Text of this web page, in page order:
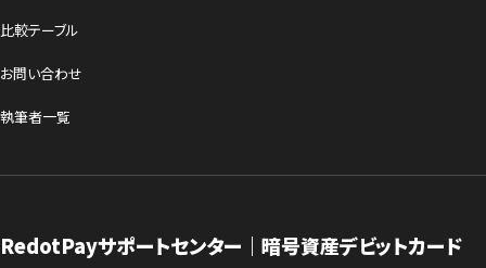
比較テーブル
お問い合わせ
執筆者一覧
RedotPayサポートセンター｜暗号資産デビットカード